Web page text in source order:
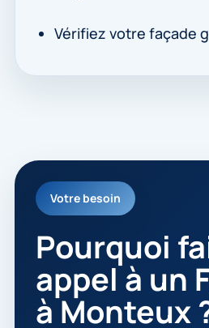
Vérifiez votre façade
Votre besoin
Pourquoi
appel à un
à Monteux